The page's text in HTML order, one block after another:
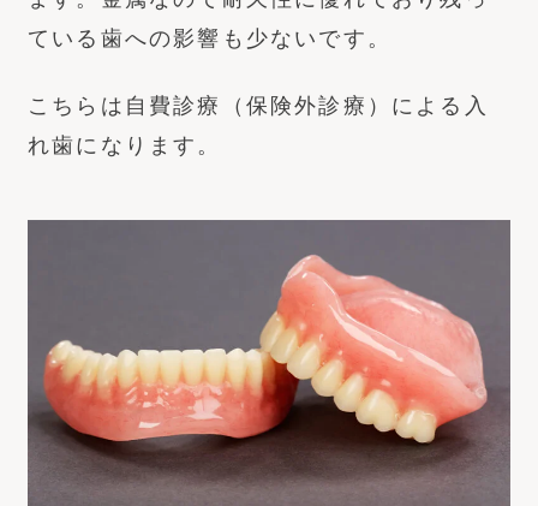
ている歯への影響も少ないです。
こちらは自費診療（保険外診療）による入
れ歯になります。